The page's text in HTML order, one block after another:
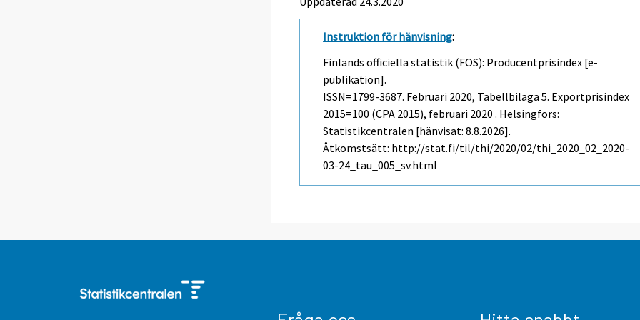
Instruktion för hänvisning:
Finlands officiella statistik (FOS): Producentprisindex [e-
publikation].
ISSN=1799-3687. Februari 2020, Tabellbilaga 5. Exportprisindex
2015=100 (CPA 2015), februari 2020 . Helsingfors:
Statistikcentralen [hänvisat: 8.8.2026].
Åtkomstsätt: http://stat.fi/til/thi/2020/02/thi_2020_02_2020-
03-24_tau_005_sv.html